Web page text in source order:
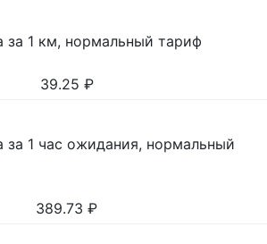
за 1 км, нормальный тариф
39.25 ₽
за 1 час ожидания, нормальный
389.73 ₽